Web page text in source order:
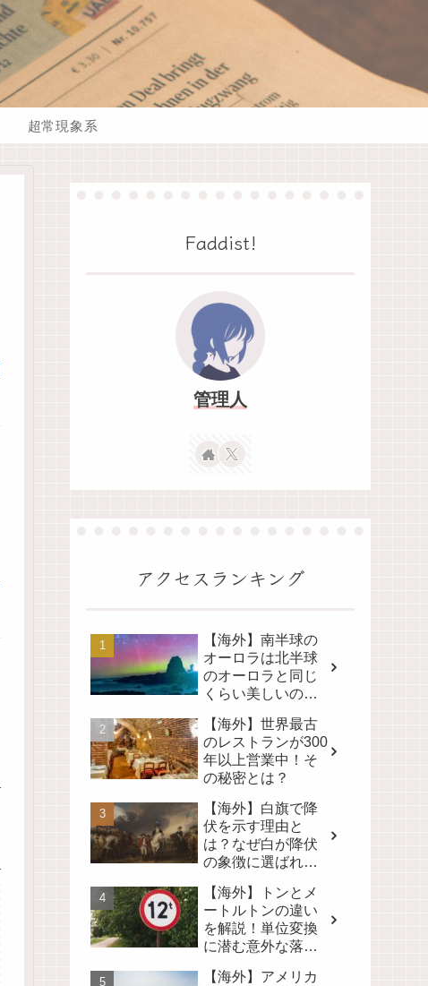
超常現象系
Faddist!
管理人
アクセスランキング
【海外】南半球の
オーロラは北半球
のオーロラと同じ
くらい美しいの
る！
【海外】世界最古
のレストランが300
年以上営業中！そ
の秘密とは？
【海外】白旗で降
伏を示す理由と
は？なぜ白が降伏
の象徴に選ばれた
【海外】トンとメ
ートルトンの違い
を解説！単位変換
に潜む意外な落と
【海外】アメリカ